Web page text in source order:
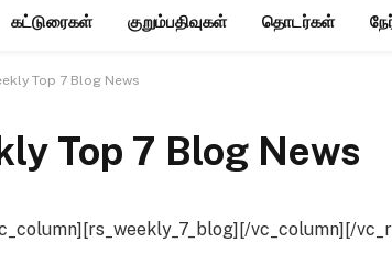
கட்டுரைகள் குறும்பதிவுகள் தொடர்கள்
Top 7 Blog News
Top 7 Blog News
vc_column][/